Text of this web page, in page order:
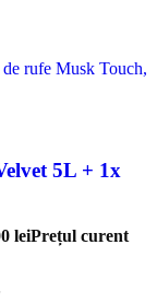
5L + 1x
leiPrețul curent